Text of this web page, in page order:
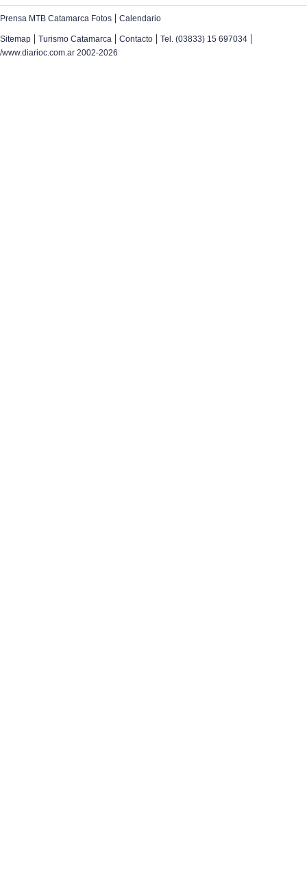
Prensa MTB Catamarca Fotos | Calendario
Sitemap | Turismo Catamarca | Contacto | Tel. (03833) 15 697034 |
/www.diarioc.com.ar 2002-2026